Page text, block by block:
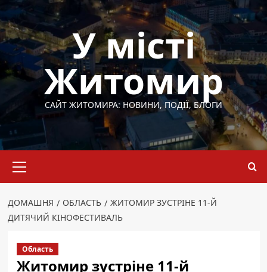
Перейти
до
вмісту
У місті
Житомир
САЙТ ЖИТОМИРА: НОВИНИ, ПОДІЇ, БЛОГИ
меню
ДОМАШНЯ ОБЛАСТЬ
ЖИТОМИР ЗУСТРІНЕ 11-Й
ДИТЯЧИЙ КІНОФЕСТИВАЛЬ
Область
Житомир зустріне 11-й